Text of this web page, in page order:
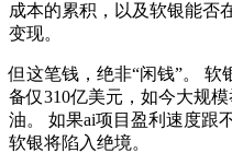
成本的累积，以及软银能否
变现。
但这笔钱，绝非“闲钱”。 软
备仅310亿美元，如今大规
油。 如果ai项目盈利速度跟
软银将陷入绝境。